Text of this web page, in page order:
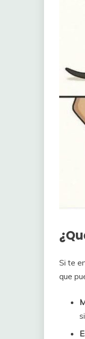
Si te
que